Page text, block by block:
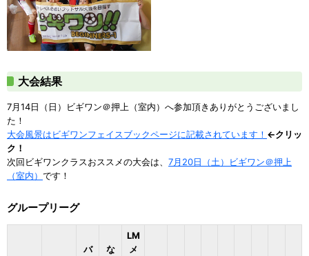
大会結果
7月14日（日）ビギワン＠押上（室内）へ参加頂きありがとうございまし
た！
大会風景はビギワンフェイスブックページに記載されています！ ←クリッ
ク！
次回ビギワンクラスおススメの大会は、 7月20日（土）ビギワン＠押上
（室内） です！
グループリーグ
バ
な
LM
メ